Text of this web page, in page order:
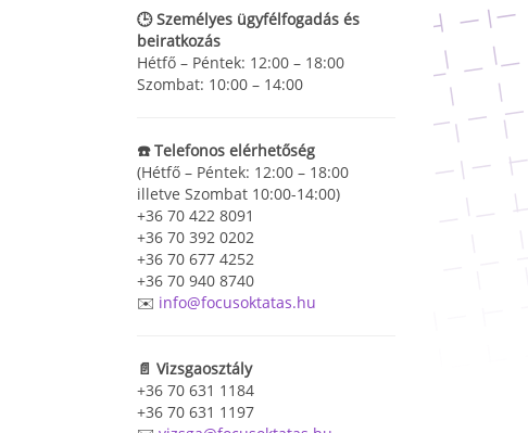
🕒 Személyes ügyfélfogadás és
beiratkozás
Hétfő – Péntek: 12:00 – 18:00
Szombat: 10:00 – 14:00
☎️ Telefonos elérhetőség
(Hétfő – Péntek: 12:00 – 18:00
illetve Szombat 10:00-14:00)
+36 70 422 8091
+36 70 392 0202
+36 70 677 4252
+36 70 940 8740
✉️ info@focusoktatas.hu
📄 Vizsgaosztály
+36 70 631 1184
+36 70 631 1197